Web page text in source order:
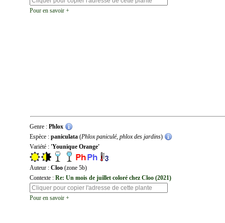
Pour en savoir +
Genre : Phlox
Espèce : paniculata (Phlox paniculé, phlox des jardins)
Variété : 'Younique Orange'
Auteur : Cloo (zone 5b)
Contexte : Re: Un mois de juillet coloré chez Cloo (2021)
Pour en savoir +